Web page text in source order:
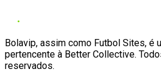
Bolavip, assim como Futbol Sites, é
pertencente à Better Collective.
reservados.